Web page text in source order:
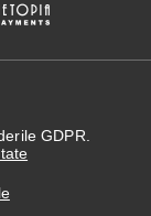
GDPR.